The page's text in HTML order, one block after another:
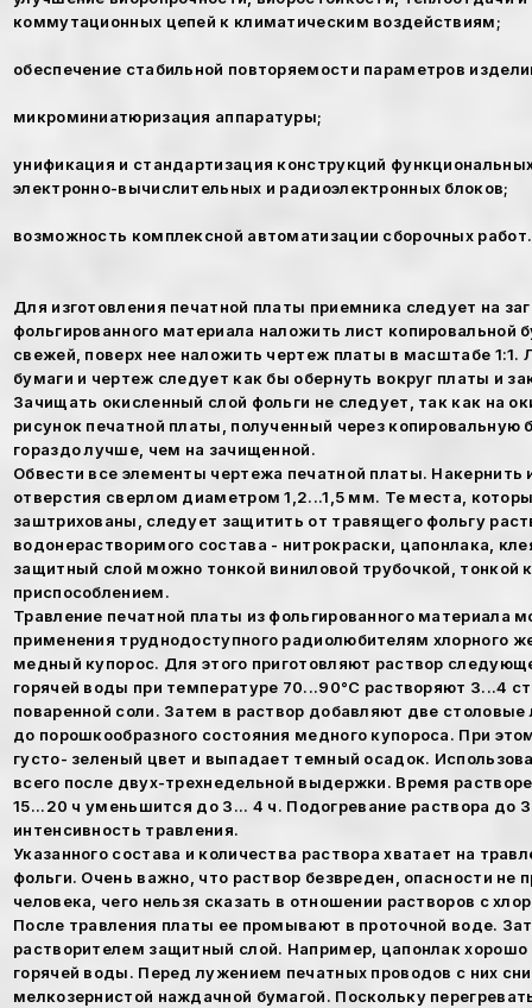
коммутационных цепей к климатическим воздействиям;
обеспечение стабильной повторяемости параметров
микроминиатюризация аппаратуры;
унификация и стандартизация конструкций
электронно-вычислительных и радиоэлектронных блоков;
возможность комплексной автоматизации сборочных работ.
Для изготовления печатной платы приемника следует на
фольгированного материала наложить лист копировальной
свежей, поверх нее наложить чертеж платы в масштабе 1:1.
бумаги и чертеж следует как бы обернуть вокруг платы и
Зачищать окисленный слой фольги не следует, так как на
рисунок печатной платы, полученный через копировальную
гораздо лучше, чем на зачищенной.
Обвести все элементы чертежа печатной платы. Накернить
отверстия сверлом диаметром 1,2...1,5 мм. Те места,
заштрихованы, следует защитить от травящего фольгу
водонерастворимого состава - нитрокраски, цапонлака,
защитный слой можно тонкой виниловой трубочкой, тонкой
приспособлением.
Травление печатной платы из фольгированного материала
применения труднодоступного радиолюбителям хлорного
медный купорос. Для этого приготовляют раствор
горячей воды при температуре 70...90°С растворяют 3...4
поваренной соли. Затем в раствор добавляют две столовые
до порошкообразного состояния медного купороса. При
густо- зеленый цвет и выпадает темный осадок.
всего после двух-трехнедельной выдержки. Время
15...20 ч уменьшится до 3... 4 ч. Подогревание раствора до
интенсивность травления.
Указанного состава и количества раствора хватает на
фольги. Очень важно, что раствор безвреден, опасности не
человека, чего нельзя сказать в отношении растворов с
После травления платы ее промывают в проточной воде.
растворителем защитный слой. Например, цапонлак
горячей воды. Перед лужением печатных проводов с них
мелкозернистой наждачной бумагой. Поскольку